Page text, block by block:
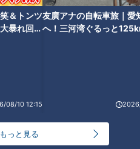
＆トンツ
暴れ回！
08/10 12:15
友廣アナの自転車旅｜愛
へ！三河湾ぐるっと
もっと見る
ング